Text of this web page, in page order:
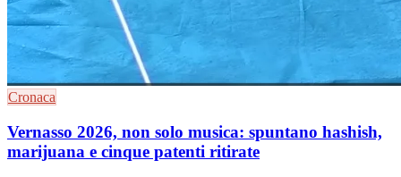
Cronaca
Vernasso 2026, non solo musica: spuntano hashish,
marijuana e cinque patenti ritirate